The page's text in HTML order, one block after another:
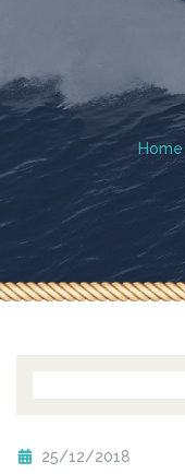
Home
25/12/2018